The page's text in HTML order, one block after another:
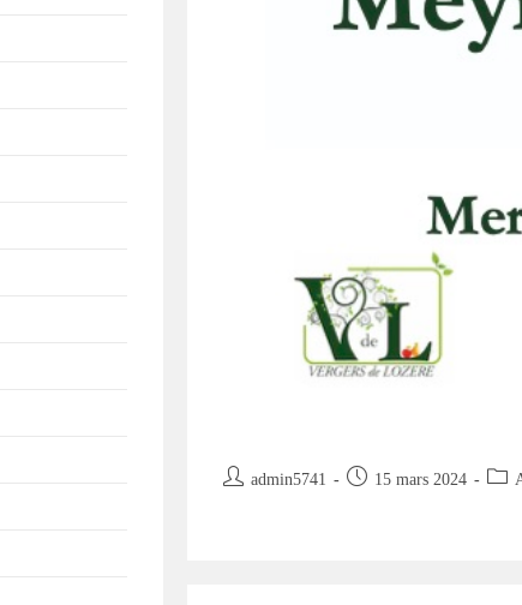
Auteur/autrice
admin5741
Publication
15 mars 2024
Post